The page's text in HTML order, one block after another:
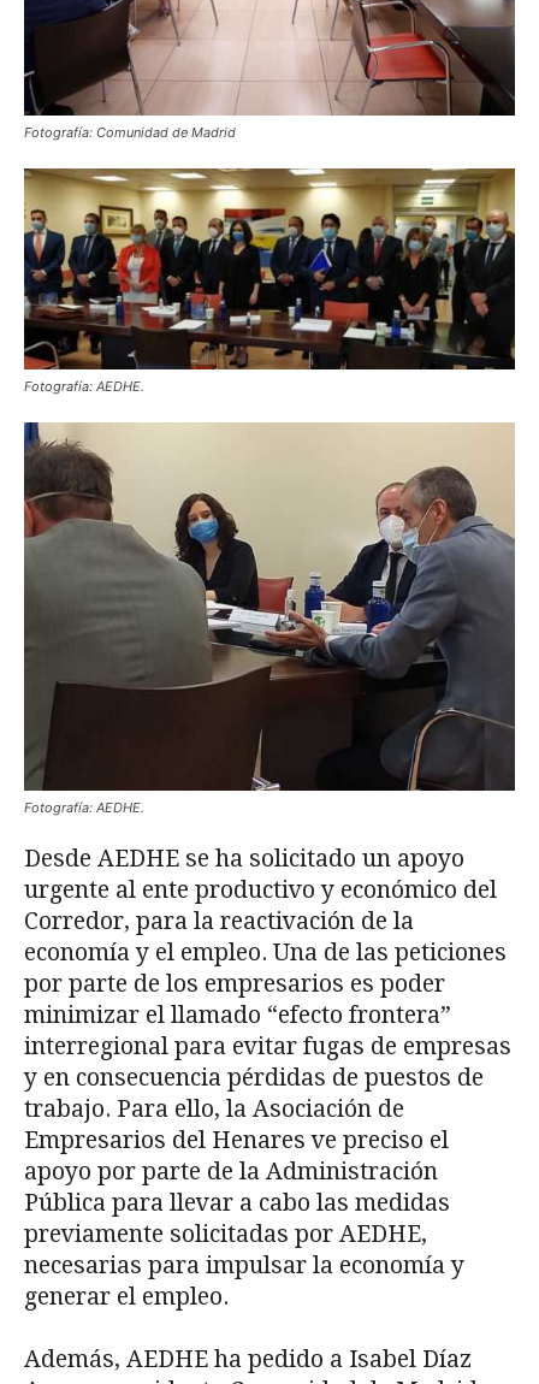
Fotografía: Comunidad de Madrid
Fotografía: AEDHE.
Fotografía: AEDHE.
Desde AEDHE se ha solicitado un apoyo
urgente al ente productivo y económico del
Corredor, para la reactivación de la
economía y el empleo. Una de las peticiones
por parte de los empresarios es poder
minimizar el llamado “efecto frontera”
interregional para evitar fugas de empresas
y en consecuencia pérdidas de puestos de
trabajo. Para ello, la Asociación de
Empresarios del Henares ve preciso el
apoyo por parte de la Administración
Pública para llevar a cabo las medidas
previamente solicitadas por AEDHE,
necesarias para impulsar la economía y
generar el empleo.
Además, AEDHE ha pedido a Isabel Díaz